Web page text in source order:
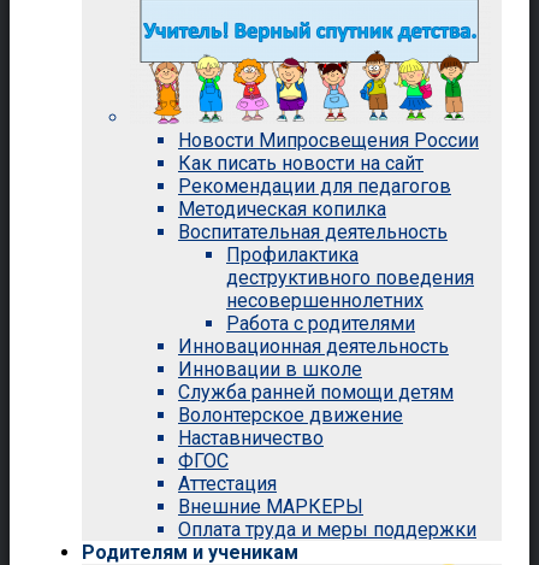
Новости Мипросвещения России
Как писать новости на сайт
Рекомендации для педагогов
Методическая копилка
Воспитательная деятельность
Профилактика
деструктивного поведения
несовершеннолетних
Работа с родителями
Инновационная деятельность
Инновации в школе
Служба ранней помощи детям
Волонтерское движение
Наставничество
ФГОС
Аттестация
Внешние МАРКЕРЫ
Оплата труда и меры поддержки
Родителям и ученикам